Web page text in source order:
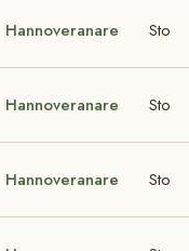
Hannoveranare Sto
Hannoveranare Sto
Hannoveranare Sto